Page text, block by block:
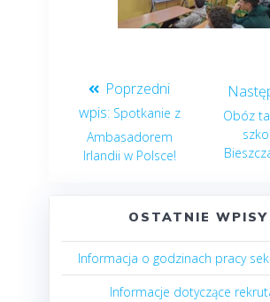
Spotkanie z
Ambasadorem
Irlandii w Polsce!
Obóz
OSTATNIE WPISY
Informacja o godzinach pracy
Informacje dotyczące